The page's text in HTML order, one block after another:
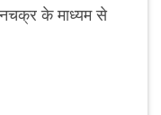
के माध्यम से